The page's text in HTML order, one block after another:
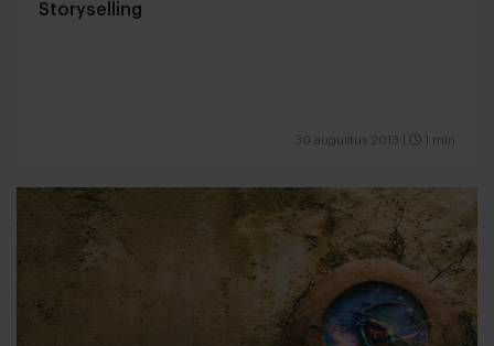
Storyselling
30 augustus 2013 1 min